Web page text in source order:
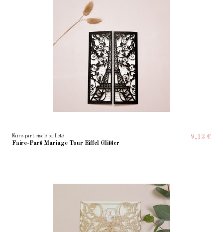
Faire-part ciselé pailleté
Faire-Part Mariage Tour Eiffel Glitter
9,13 €